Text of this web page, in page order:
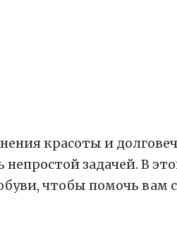
красоты и
задачей. В
чтобы помочь вам